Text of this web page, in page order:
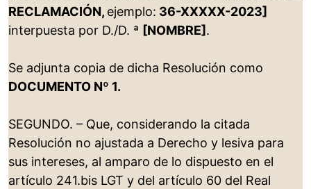
RECLAMACIÓN, ejemplo: 36-XXXXX-2023]
interpuesta por D./D. ª [NOMBRE] .
Se adjunta copia de dicha Resolución como
DOCUMENTO Nº 1.
SEGUNDO. – Que, considerando la citada
Resolución no ajustada a Derecho y lesiva para
sus intereses, al amparo de lo dispuesto en el
artículo 241.bis LGT y del artículo 60 del Real